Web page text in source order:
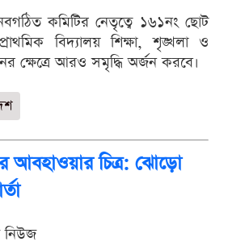
নবগঠিত কমিটির নেতৃত্বে ১৬১নং ছোট
বিদ্যালয় শিক্ষা, শৃঙ্খলা ও
ক্ষেত্রে আরও সমৃদ্ধি অর্জন করবে।
আবহাওয়ার চিত্র: ঝোড়ো
নিউজ